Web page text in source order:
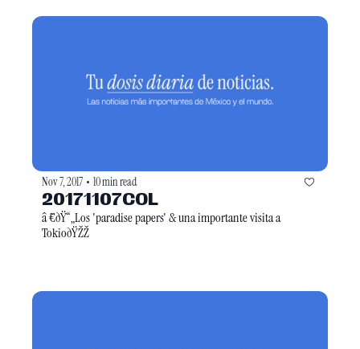
Nov 7, 2017 • 10 min read
20171107COL
â ̃€ðŸ“„Los 'paradise papers' & una importante visita a
TokioðŸŽŽ